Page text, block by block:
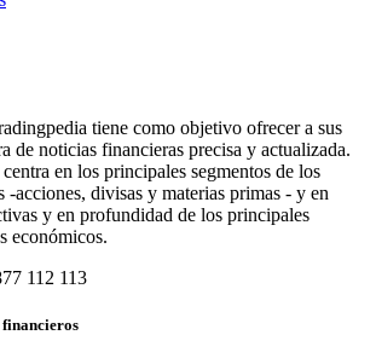
tiene como objetivo ofrecer a sus
de noticias financieras precisa y actualizada.
en los principales segmentos de los
-acciones, divisas y materias primas - y en
y en profundidad de los principales
económicos.
112 113